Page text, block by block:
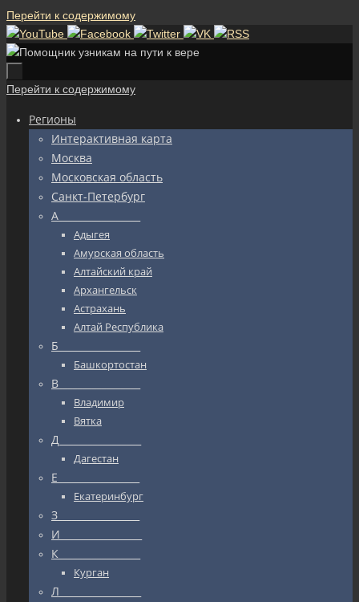
Перейти к содержимому
Перейти к содержимому
Регионы
Интерактивная карта
Москва
Московская область
Санкт-Петербург
А_________________
Адыгея
Амурская область
Алтайский край
Архангельск
Астрахань
Алтай Республика
Б_________________
Башкортостан
В_________________
Владимир
Вятка
Д_________________
Дагестан
Е_________________
Екатеринбург
З_________________
И_________________
К_________________
Курган
Л_________________